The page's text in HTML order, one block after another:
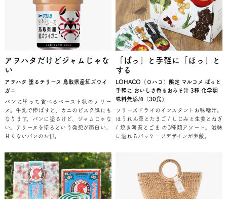
アヲハタだけどジャムじゃな
い
アヲハタ 塗るテリーヌ 鳥取県産紅ズワイ
ガニ
パンに塗って食べるペースト状のテリー
ヌ。牛乳で伸ばすと、カニのビスク風にも
なります。パンに塗るけど、ジャムじゃな
い。テリーヌを塗るという発想が面白い。
甘くないパンのお供。
「ぱっ」と手軽に「ほっ」と
する
LOHACO（ロハコ）限定 マルコメ ぱっと
手軽に おいしさ香るおみそ汁 3種 化学調
味料無添加（30食）
フリーズドライのインスタントお味噌汁。
ほうれん草とたまご / しじみと生姜とねぎ
/ 焼き海苔とごま の3種類アソート。滋味
に溢れるパッケージデザインが素敵。